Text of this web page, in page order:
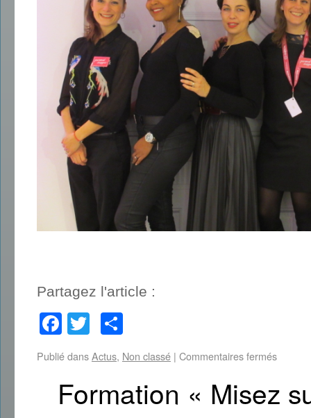
Partagez l'article :
Facebook
Twitter
Publié dansActus, Non classé | Commentaires fermés
Formation « Misez